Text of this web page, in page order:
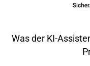
Was der KI-